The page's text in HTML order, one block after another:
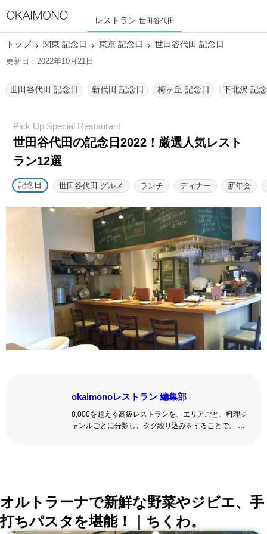
レストラン 世田谷代田
トップ 関東 記念日 東京 記念日 世田谷代田 記念日
更新日：2022年10月21日
世田谷代田 記念日 新代田 記念日 梅ヶ丘 記念日 下北沢 記
世田谷代田の記念日2022！厳選人気レスト
ラン12選
記念日 世田谷代田 グルメ ランチ ディナー 新年会
okaimonoレストラン 編集部
8,000を超える高級レストランを、エリアごと、料理ジ
ャンルごとに分類し、タグ絞り込みをすることで、 い
オルトラーナで新鮮な野菜やジビエ、手
打ちパスタを堪能！｜ちくわ。